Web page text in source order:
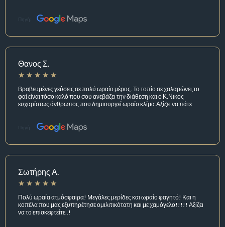
Πηγή:
Θανος Σ.
Βραβευμένες γεύσεις σε πολύ ωραίο μέρος. Το τοπίο σε χαλαρώνει,το
φαί είναι τόσο καλό που σου ανεβάζει την διάθεση και ο Κ.Νικος
ευχαρίστως άνθρωπος που δημιουργεί ωραίο κλίμα.Αξίζει να πάτε
Πηγή:
Σωτήρης Α.
Πολύ ωραία ατμόσφαιρα! Μεγάλες μερίδες και ωραίο φαγητό! Και η
κοπέλα που μας εξυπηρέτησε ομιλιτικότατη και με χαμόγελο!!!!! Αξίζει
να το επισκεφτείτε..!